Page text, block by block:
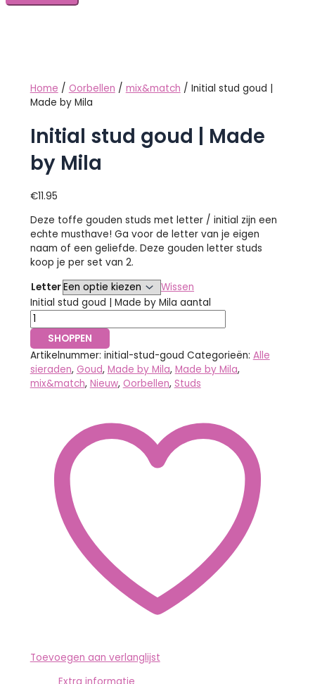
Home / Oorbellen / mix&match / Initial stud goud |
Made by Mila
Initial stud goud | Made
by Mila
€11.95
Deze toffe gouden studs met letter / initial zijn een
echte musthave! Ga voor de letter van je eigen
naam of een geliefde. Deze gouden letter studs
koop je per set van 2.
Letter
Wissen
Initial stud goud | Made by Mila aantal
SHOPPEN
Artikelnummer: initial-stud-goud Categorieën: Alle
sieraden, Goud, Made by Mila, Made by Mila,
mix&match, Nieuw, Oorbellen, Studs
Toevoegen aan verlanglijst
Extra informatie